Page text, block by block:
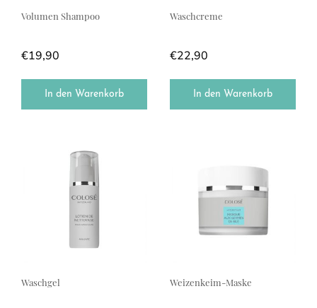
Volumen Shampoo
€19,90
In den Warenkorb
Waschcreme
€22,90
In den Warenkorb
Waschgel Weizenkeim-Maske